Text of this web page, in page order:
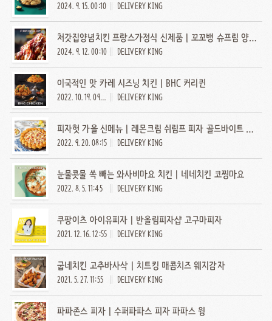
2024. 9. 15. 00:10 DELIVERY KING
처갓집양념치킨 프랑스가정식 신제품 | 꼬꼬뱅 슈프림 양념치킨
2024. 9. 12. 00:10 DELIVERY KING
이국적인 맛 카레 시즈닝 치킨 | BHC 커리퀸
2022. 10. 19. 09:00 DELIVERY KING
피자헛 가을 신메뉴 | 레몬크림 쉬림프 피자 골드바이트 엣지
2022. 9. 20. 08:15 DELIVERY KING
눈물콧물 쏙 빼는 와사비마요 치킨 | 네네치킨 코찡마요
2022. 8. 5. 11:45 DELIVERY KING
쿠팡이츠 아이유피자 | 반올림피자샵 고구마피자
2021. 12. 16. 12:55 DELIVERY KING
굽네치킨 고추바사삭 | 치트킹 매콤치즈 웨지감자
2021. 5. 27. 11:55 DELIVERY KING
파파존스 피자 | 수퍼파파스 피자 파파스 윙